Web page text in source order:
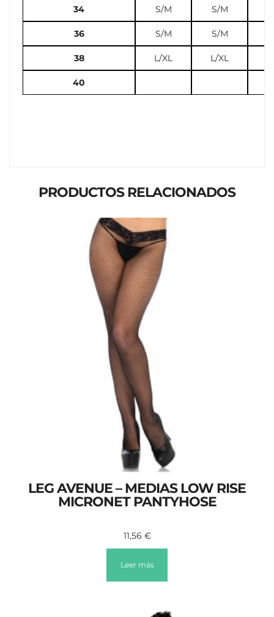
34 S/M S/M
36 S/M S/M
38 L/XL L/XL
40
PRODUCTOS RELACIONADOS
LEG AVENUE – MEDIAS LOW RISE
MICRONET PANTYHOSE
11,56 €
Leer más